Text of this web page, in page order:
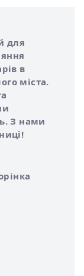
для
в
міста.
З нами